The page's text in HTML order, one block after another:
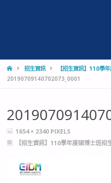
HOME招生資訊
【招生資訊】110學
20190709140702073_0001
FULL
SIZE
1654 × 2340 PIXELS
【招生資訊】110學年度碩博士班